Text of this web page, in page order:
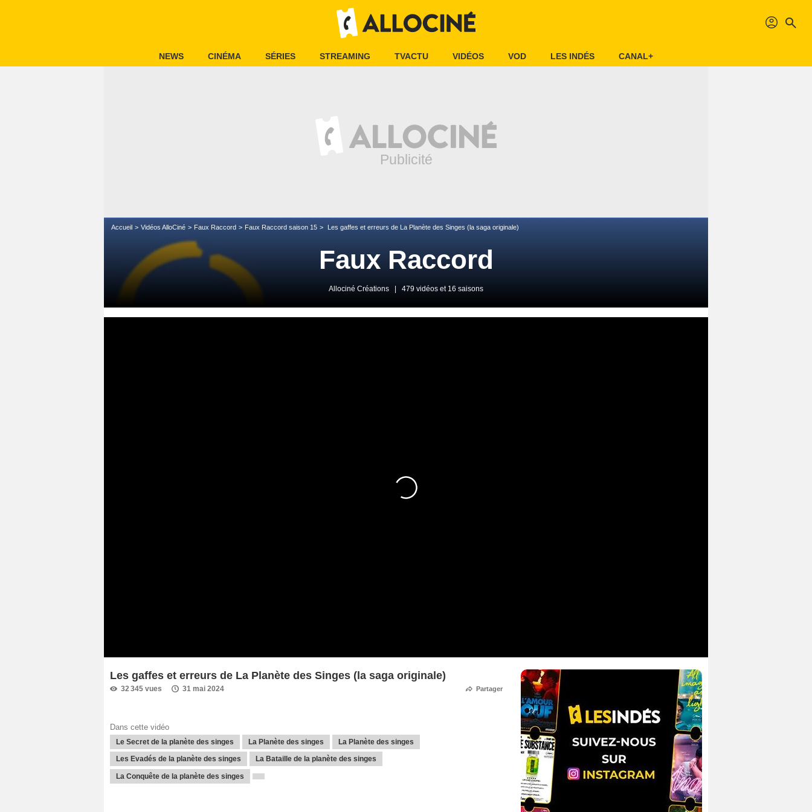
profil search
NEWS CINÉMA SÉRIES STREAMING TVACTU VIDÉOS VOD LES INDÉS CANAL+
Accueil Vidéos AlloCiné Faux Raccord Faux Raccord saison 15 Les gaffes et erreurs de La Planète des Singes (la saga originale)
Faux Raccord
Allociné Créations 479 vidéos et 16 saisons
Les gaffes et erreurs de La Planète des Singes (la saga originale)
32 345 vues 31 mai 2024 Partager
Dans cette vidéo
Le Secret de la planète des singes La Planète des singes La Planète des singes
Les Evadés de la planète des singes La Bataille de la planète des singes
La Conquête de la planète des singes